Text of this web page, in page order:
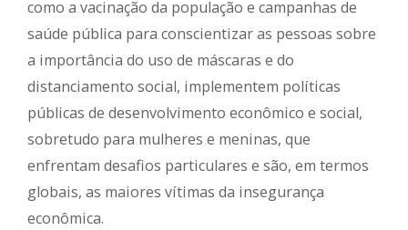
como a vacinação da população e campanhas de
saúde pública para conscientizar as pessoas sobre
a importância do uso de máscaras e do
distanciamento social, implementem políticas
públicas de desenvolvimento econômico e social,
sobretudo para mulheres e meninas, que
enfrentam desafios particulares e são, em termos
globais, as maiores vítimas da insegurança
econômica.